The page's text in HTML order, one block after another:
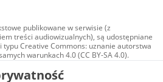
publikowane w serwisie (z
treści audiowizualnych), są udostępniane
typu Creative Commons: uznanie autorstwa
warunkach 4.0 (CC BY-SA 4.0).
audiowizualne, w tym zdjęcia, materiały
są udostępniane na licencji typu